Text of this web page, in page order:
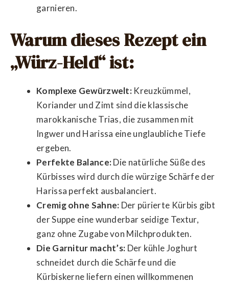
garnieren.
Warum dieses Rezept ein
„Würz-Held“ ist:
Komplexe Gewürzwelt: Kreuzkümmel,
Koriander und Zimt sind die klassische
marokkanische Trias, die zusammen mit
Ingwer und Harissa eine unglaubliche Tiefe
ergeben.
Perfekte Balance:Die natürliche Süße des
Kürbisses wird durch die würzige Schärfe der
Harissa perfekt ausbalanciert.
Cremig ohne Sahne: Der pürierte Kürbis gibt
der Suppe eine wunderbar seidige Textur,
ganz ohne Zugabe von Milchprodukten.
Die Garnitur macht’s: Der kühle Joghurt
schneidet durch die Schärfe und die
Kürbiskerne liefern einen willkommenen